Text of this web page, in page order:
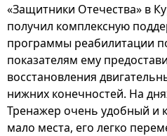
«Защитники Отечества» в
получил комплексную
программы реабилитации
показателям ему
восстановления
нижних конечностей. На
Тренажер очень удобный и
мало места, его легко